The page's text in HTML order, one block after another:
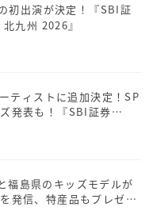
初出演が決定！『SBI証
九州 2026』
ティストに追加決定！SP
発表も！『SBI証券
州 2026』
福島県のキッズモデルが
発信、特産品もプレゼン